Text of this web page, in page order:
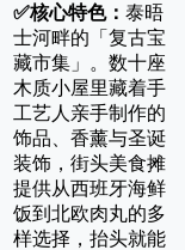
✅核心特色： 泰晤
士河畔的「复古宝
藏市集」。数十座
木质小屋里藏着手
工艺人亲手制作的
饰品、香薰与圣诞
装饰，街头美食摊
提供从西班牙海鲜
饭到北欧肉丸的多
样选择，抬头就能